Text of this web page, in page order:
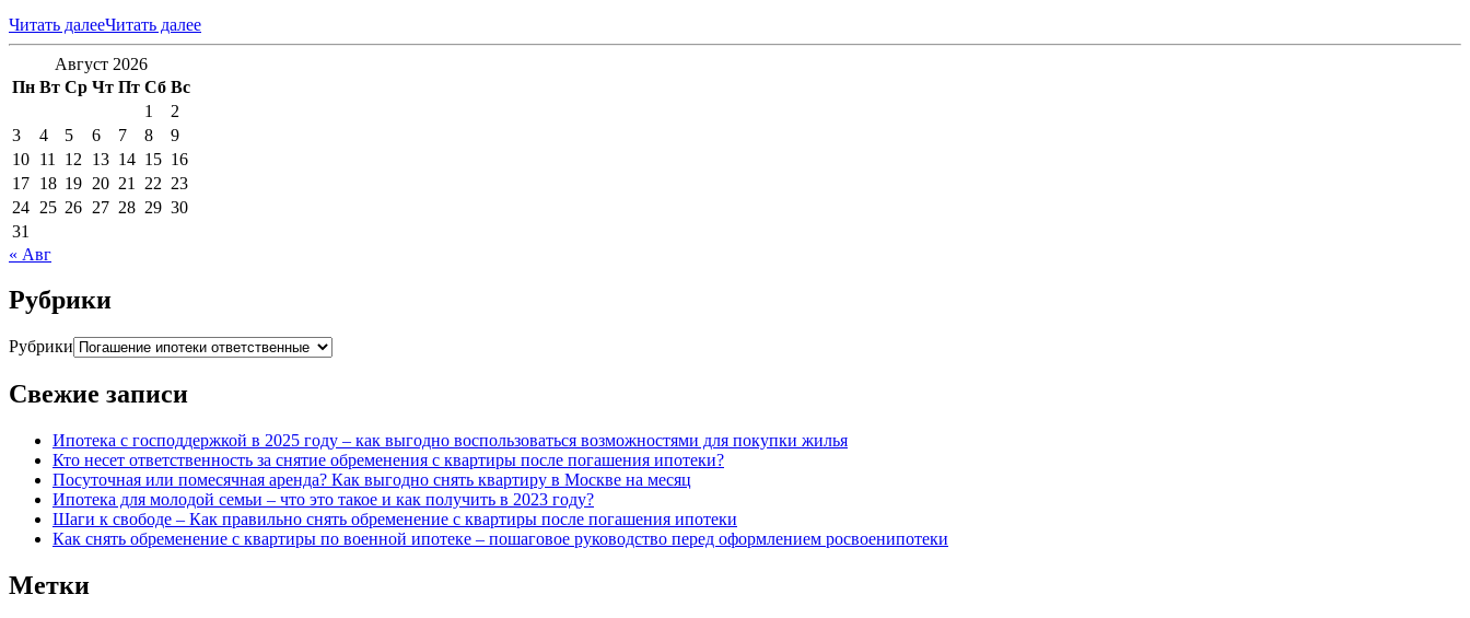
Читать далееЧитать далее
Август 2026
Пн Вт Ср Чт Пт Сб Вс
1
2
3
4 5 6 7 8
9
10 11 12 13 14 15 16
17 18 19 20 21 22 23
24 25 26 27 28 29 30
31
« Авг
Рубрики
Рубрики
Свежие записи
Ипотека с господдержкой в 2025 году – как выгодно воспользоваться возможностями для покупки жилья
Кто несет ответственность за снятие обременения с квартиры после погашения ипотеки?
Посуточная или помесячная аренда? Как выгодно снять квартиру в Москве на месяц
Ипотека для молодой семьи – что это такое и как получить в 2023 году?
Шаги к свободе – Как правильно снять обременение с квартиры после погашения ипотеки
Как снять обременение с квартиры по военной ипотеке – пошаговое руководство перед оформлением росвоенипотеки
Метки